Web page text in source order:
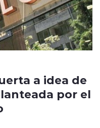
a idea de
por el